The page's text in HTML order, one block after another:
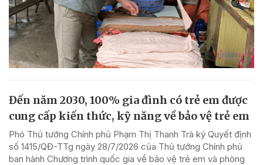
Đến năm 2030, 100% gia đình có trẻ em được
cung cấp kiến thức, kỹ năng về bảo vệ trẻ em
Phó Thủ tướng Chính phủ Phạm Thị Thanh Trà ký Quyết định
số 1415/QĐ-TTg ngày 28/7/2026 của Thủ tướng Chính phủ
ban hành Chương trình quốc gia về bảo vệ trẻ em và phòng